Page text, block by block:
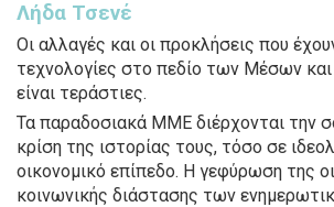
Λήδα Τσενέ
Οι αλλαγές και οι προκλήσεις που
τεχνολογίες στο πεδίο των Μέσων και
είναι τεράστιες.
Τα παραδοσιακά ΜΜΕ διέρχονται την
κρίση της ιστορίας τους, τόσο σε
οικονομικό επίπεδο. Η γεφύρωση της
κοινωνικής διάστασης των